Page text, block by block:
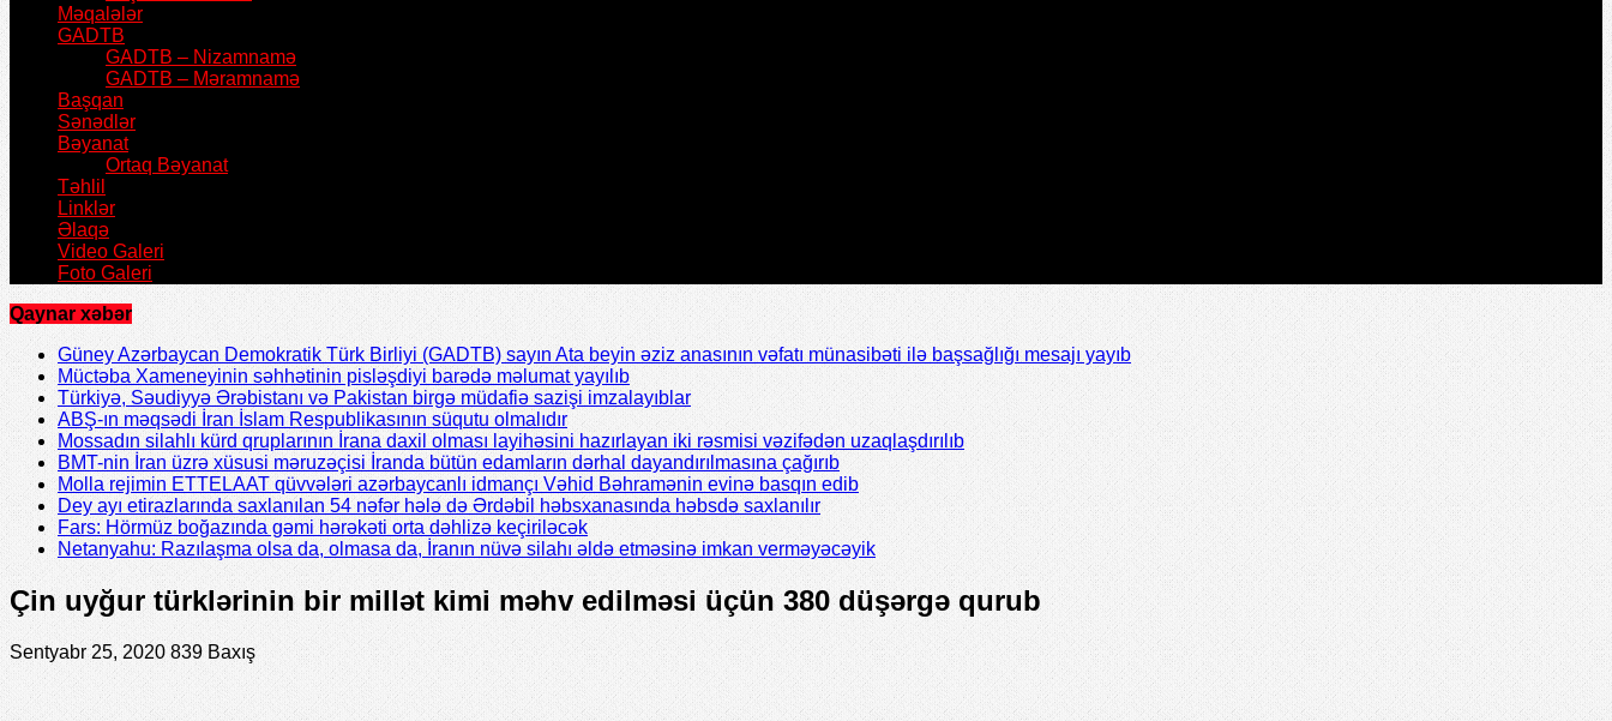
Məqalələr
GADTB
GADTB – Nizamnamə
GADTB – Məramnamə
Başqan
Sənədlər
Bəyanat
Ortaq Bəyanat
Təhlil
Linklər
Əlaqə
Video Galeri
Foto Galeri
Qaynar xəbər
Güney Azərbaycan Demokratik Türk Birliyi (GADTB) sayın Ata beyin əziz anasının vəfatı münasibəti ilə başsağlığı mesajı yayıb
Müctəba Xameneyinin səhhətinin pisləşdiyi barədə məlumat yayılıb
Türkiyə, Səudiyyə Ərəbistanı və Pakistan birgə müdafiə sazişi imzalayıblar
ABŞ-ın məqsədi İran İslam Respublikasının süqutu olmalıdır
Mossadın silahlı kürd qruplarının İrana daxil olması layihəsini hazırlayan iki rəsmisi vəzifədən uzaqlaşdırılıb
BMT-nin İran üzrə xüsusi məruzəçisi İranda bütün edamların dərhal dayandırılmasına çağırıb
Molla rejimin ETTELAAT qüvvələri azərbaycanlı idmançı Vəhid Bəhramənin evinə basqın edib
Dey ayı etirazlarında saxlanılan 54 nəfər hələ də Ərdəbil həbsxanasında həbsdə saxlanılır
Fars: Hörmüz boğazında gəmi hərəkəti orta dəhlizə keçiriləcək
Netanyahu: Razılaşma olsa da, olmasa da, İranın nüvə silahı əldə etməsinə imkan verməyəcəyik
Çin uyğur türklərinin bir millət kimi məhv edilməsi üçün 380 düşərgə qurub
Sentyabr 25, 2020 839 Baxış